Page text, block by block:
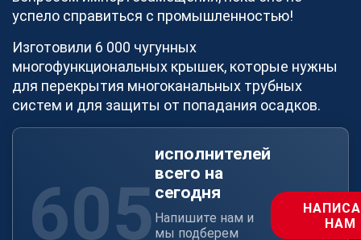
О платформе
Контакты
Реализованные проекты
Станки
Для партнеров
Хотите работать с COMETAL?
успело справиться с промышленностью!
Изготовили 6 000 чугунных
многофункциональных крышек, которые нужны
для перекрытия многоканальных трубных
систем и для защиты от попадания осадков.
605
исполнителей
всего на
сегодня
Напишите нам и
мы подберем
НАМ